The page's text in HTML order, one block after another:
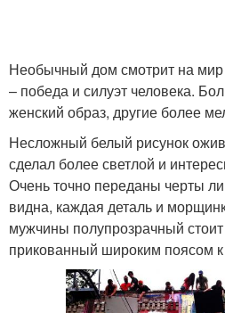
Необычный дом смотрит на мир
– победа и силуэт человека.
женский образ, другие более
Несложный белый рисунок
сделал более светлой и
Очень точно переданы черты
видна, каждая деталь и
мужчины полупрозрачный
прикованный широким поясом